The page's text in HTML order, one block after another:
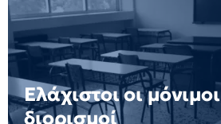
Ελάχιστοι οι μόνιμοι
διορισμοί